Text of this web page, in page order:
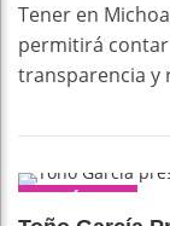
Tener en
permitirá
transparencia y